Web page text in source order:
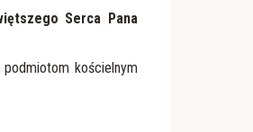
Serca Pana
kościelnym